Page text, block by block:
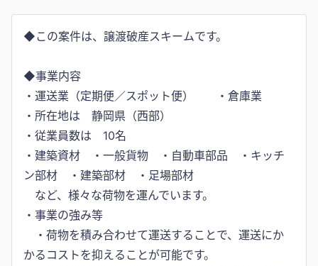
◆この案件は、譲渡破産スキームです。
◆事業内容
・運送業（定期便／スポット便） ・倉庫業
・所在地は 静岡県（西部）
・従業員数は 10名
・建築資材 ・一般貨物 ・自動車部品 ・キッチ
ン部材 ・建築部材 ・足場部材
など、様々な荷物を運んでいます。
・事業の強み等
・荷物を積み合わせて運送することで、運送にか
かるコストを抑えることが可能です。